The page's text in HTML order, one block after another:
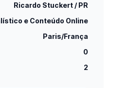
Ricardo Stuckert / PR
e Conteúdo Online
Paris/França
0
2